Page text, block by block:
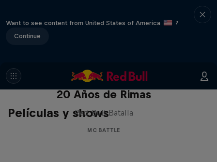
Want to see content from United States of America
?
Continue
Películas y shows
Red Bull Batalla Nueva Historia:
20 Años de Rimas
Red Bull Batalla
MC BATTLE